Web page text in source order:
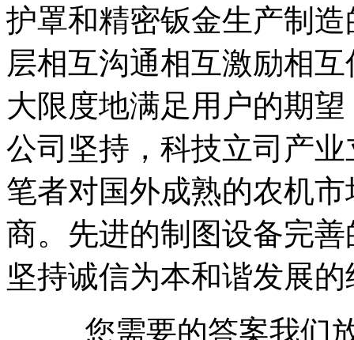
护罩和精密钣金生产制
层相互沟通相互激励相
大限度地满足用户的期
公司坚持，科技立司产
笔者对国外成熟的农机
商。先进的制图设备完
坚持诚信为本和谐发展
您需要的答案我们